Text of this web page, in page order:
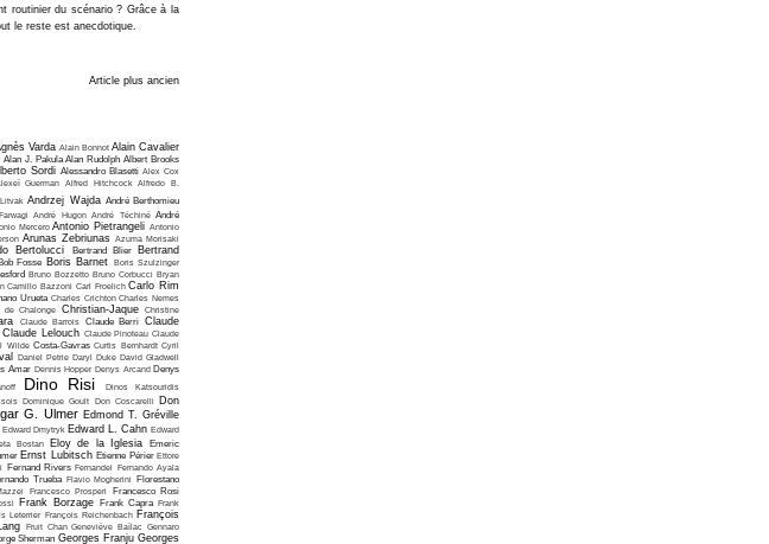
routinier du scénario ? Grâce à la
le reste est anecdotique.
Article plus ancien
Varda Alain Bonnot Alain Cavalier
Alan J. Pakula Alan Rudolph Albert Brooks
Sordi Alessandro Blasetti Alex Cox
Guerman Alfred Hitchcock Alfredo B.
Andrzej Wajda André Berthomieu
André Hugon André Téchiné André
Mercero Antonio Pietrangeli Antonio
Arunas Zebriunas Azuma Morisaki
Bertolucci Bertrand Blier
Bertrand
Bob Fosse Boris Barnet Boris Szulzinger
Bruno Bozzetto Bruno Corbucci Bryan
Camillo Bazzoni Carl Froelich Carlo Rim
Urueta Charles Crichton Charles Nemes
de Chalonge Christian-Jaque
Christine
Claude Barrois Claude Berri Claude
Claude Lelouch Claude Pinoteau Claude
Wilde Costa-Gavras Curtis Bernhardt Cyril
Daniel Petrie Daryl Duke David Gladwell
Amar Dennis Hopper Denys Arcand Denys
Dino Risi Dinos Katsouridis
Dominique Goult Don Coscarelli
Don
G. Ulmer Edmond T. Gréville
Edward Dmytryk Edward L. Cahn Edward
Bostan Eloy de la Iglesia
Emeric
Ernst Lubitsch Etienne Périer Ettore
Fernand Rivers Fernandel Fernando Ayala
Trueba Flavio Mogherini
Florestano
Francesco Prosperi Francesco Rosi
Frank Borzage Frank Capra Frank
Leterrier François Reichenbach François
Fruit Chan Geneviève Baïlac Gennaro
Sherman Georges Franju Georges